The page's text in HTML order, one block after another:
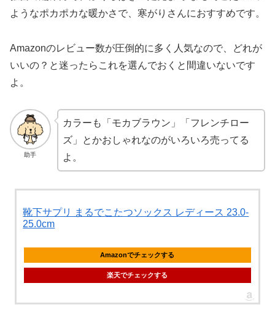
ようなポカポカな暖かさで、寒がりさんにおすすめです。
Amazonのレビュー数が圧倒的に多く人気なので、どれが
いいの？と迷ったらこれを選んでおくと間違いないです
よ。
助手
カラーも「モカブラウン」「フレンチロー
ズ」とかおしゃれなのがいろいろ売ってる
よ。
靴下サプリ まるでこたつソックス レディース 23.0-
25.0cm
Amazonでチェックする
楽天でチェックする